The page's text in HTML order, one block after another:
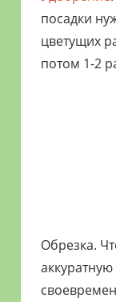
посадки
цветущих
потом 1-2
Обрезка.